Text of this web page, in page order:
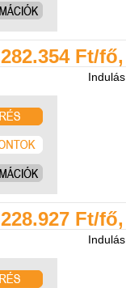
282.354 Ft/fő,
228.927 Ft/